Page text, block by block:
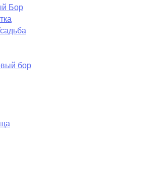
Бор
бор